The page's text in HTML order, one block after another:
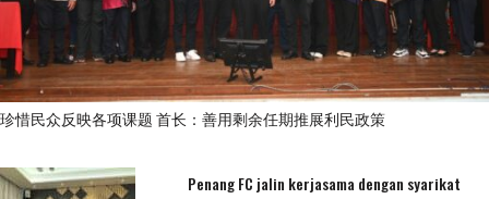
珍惜民众反映各项课题 首长：善用剩余任期推展利民政策
Penang FC jalin kerjasama dengan syarikat